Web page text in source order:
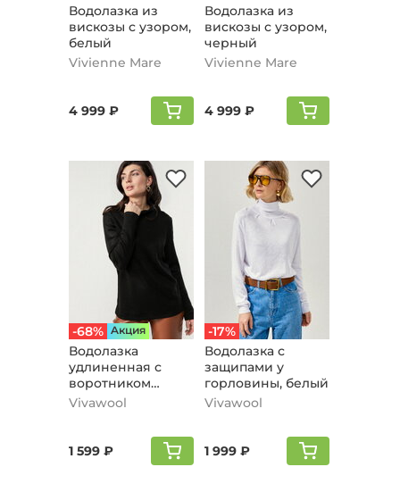
Водолазка из
вискозы с узором,
белый
Vivienne Mare
4 999 ₽
Водолазка из
вискозы с узором,
черный
Vivienne Mare
4 999 ₽
-68% Aкция
Водолазка
удлиненная с
воротником
хомут, черный
Vivawool
1 599 ₽
-17%
Водолазка с
защипами у
горловины, белый
Vivawool
1 999 ₽